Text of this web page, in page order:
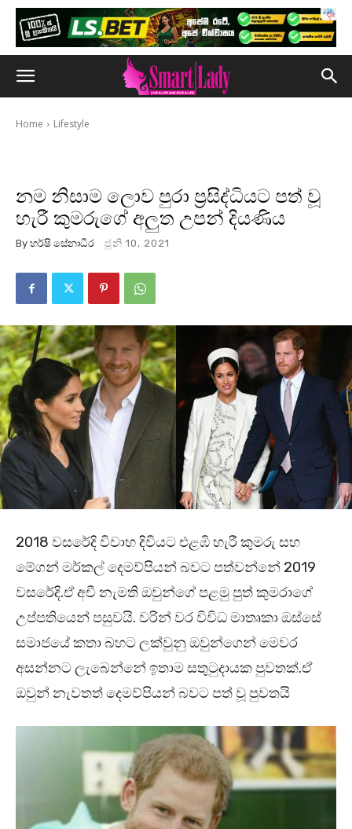
Home Lifestyle
නම නිසාම ලොව පුරා ප්‍රසිද්ධියට පත් වූ
හැරී කුමරුගේ අලුත උපන් දියණිය
By හර්ෂි සේනාධීර ජූනි 10, 2021
2018 වසරේදි විවාහ දිවියට එළඹි හැරී කුමරු සහ
මේගන් මර්කල් දෙමව්පියන් බවට පත්වන්නේ 2019
වසරේදි.ඒ අචී නැමති ඔවුන්ගේ පළමු පුත් කුමරාගේ
උප්පතියෙන් පසුවයි. වරින් වර විවිධ මාතෘකා ඔස්සේ
සමාජයේ කතා බහට ලක්වුනු ඔවුන්ගෙන් මෙවර
අසන්නට ලැබෙන්නේ ඉතාම සතුටුදායක පුවතක්.ඒ
ඔවුන් නැවතත් දෙමව්පියන් බවට පත් වූ පුවත‍යි